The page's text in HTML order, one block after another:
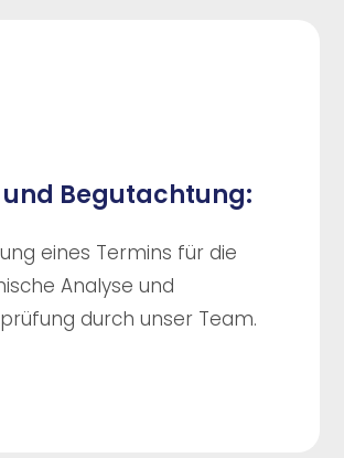
Begutachtung:
eines Termins für die
Analyse und
durch unser Team.